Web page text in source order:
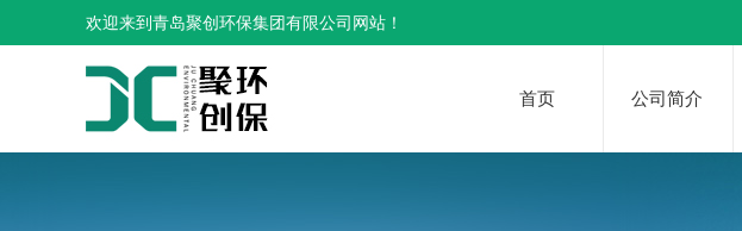
欢迎来到青岛聚创环保集团有限公司网站！
首页 公司简介